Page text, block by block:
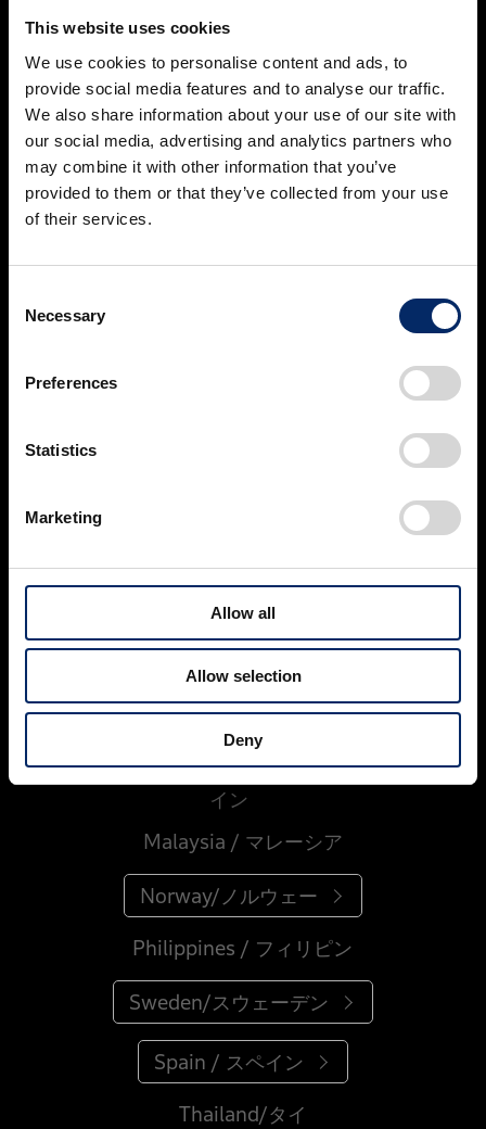
This website uses cookies
We use cookies to personalise content and ads, to
provide social media features and to analyse our traffic.
We also share information about your use of our site with
our social media, advertising and analytics partners who
may combine it with other information that you’ve
provided to them or that they’ve collected from your use
of their services.
Selection
Necessary
Preferences
Statistics
Marketing
Allow all
Allow selection
Deny
Japanese / 日本語
Regional web page
Hungary / ハンガリー
Indonesia/インドネシア
Liechtenstein / リヒテンシュタ
イン
Malaysia / マレーシア
Norway/ノルウェー
Philippines / フィリピン
Sweden/スウェーデン
Spain / スペイン
Thailand/タイ